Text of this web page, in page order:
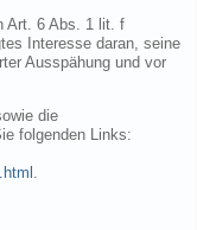
Art. 6 Abs. 1 lit. f
Interesse daran, seine
Ausspähung und vor
die
folgenden Links: